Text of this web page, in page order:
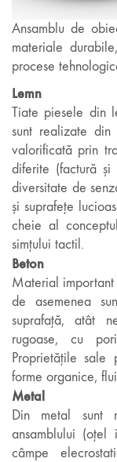
Ansamblu de
materiale
procese
Lemn
Tiate piesele din
sunt realizate
valorificată prin
diferite (factură
diversitate de
și suprafețe
cheie al
simțului tactil.
Beton
Material
de asemenea
suprafață, atât
rugoase, cu
Proprietățile sale
forme organice,
Metal
Din metal sunt
ansamblului
câmpe